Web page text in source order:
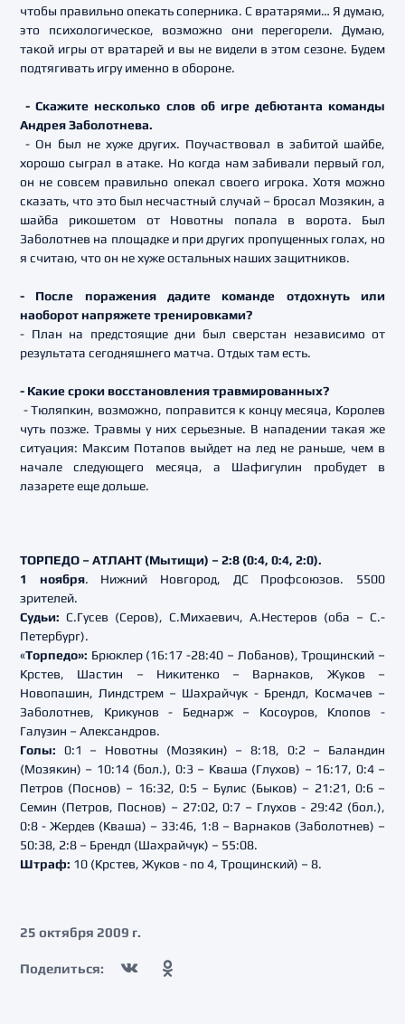
чтобы правильно опекать соперника. С вратарями… Я думаю,
это психологическое, возможно они перегорели. Думаю,
такой игры от вратарей и вы не видели в этом сезоне. Будем
подтягивать игру именно в обороне.
- Скажите несколько слов об игре дебютанта команды
Андрея Заболотнева.
- Он был не хуже других. Поучаствовал в забитой шайбе,
хорошо сыграл в атаке. Но когда нам забивали первый гол,
он не совсем правильно опекал своего игрока. Хотя можно
сказать, что это был несчастный случай – бросал Мозякин, а
шайба рикошетом от Новотны попала в ворота. Был
Заболотнев на площадке и при других пропущенных голах, но
я считаю, что он не хуже остальных наших защитников.
- После поражения дадите команде отдохнуть или
наоборот напряжете тренировками?
- План на предстоящие дни был сверстан независимо от
результата сегодняшнего матча. Отдых там есть.
- Какие сроки восстановления травмированных?
- Тюляпкин, возможно, поправится к концу месяца, Королев
чуть позже. Травмы у них серьезные. В нападении такая же
ситуация: Максим Потапов выйдет на лед не раньше, чем в
начале следующего месяца, а Шафигулин пробудет в
лазарете еще дольше.
ТОРПЕДО – АТЛАНТ (Мытищи) – 2:8 (0:4, 0:4, 2:0).
1 ноября. Нижний Новгород, ДС Профсоюзов. 5500
зрителей.
Судьи: С.Гусев (Серов), С.Михаевич, А.Нестеров (оба – С.-
Петербург).
«Торпедо»: Брюклер (16:17 -28:40 – Лобанов), Трощинский –
Крстев, Шастин – Никитенко – Варнаков, Жуков –
Новопашин, Линдстрем – Шахрайчук - Брендл, Космачев –
Заболотнев, Крикунов - Беднарж – Косоуров, Клопов -
Галузин – Александров.
Голы: 0:1 – Новотны (Мозякин) – 8:18, 0:2 – Баландин
(Мозякин) – 10:14 (бол.), 0:3 – Кваша (Глухов) – 16:17, 0:4 –
Петров (Поснов) – 16:32, 0:5 – Булис (Быков) – 21:21, 0:6 –
Семин (Петров, Поснов) – 27:02, 0:7 – Глухов - 29:42 (бол.),
0:8 - Жердев (Кваша) – 33:46, 1:8 – Варнаков (Заболотнев) –
50:38, 2:8 – Брендл (Шахрайчук) – 55:08.
Штраф: 10 (Крстев, Жуков - по 4, Трощинский) – 8.
25 октября 2009 г.
Поделиться: